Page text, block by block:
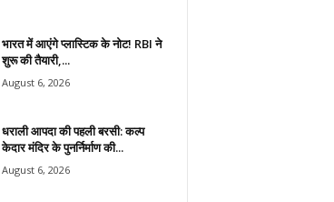
भारत में आएंगे प्लास्टिक के नोट! RBI ने
शुरू की तैयारी,...
August 6, 2026
धराली आपदा की पहली बरसी: कल्प
केदार मंदिर के पुनर्निर्माण की...
August 6, 2026